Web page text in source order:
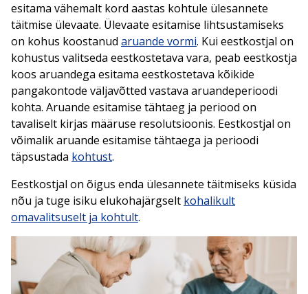
esitama vähemalt kord aastas kohtule ülesannete
täitmise ülevaate. Ülevaate esitamise lihtsustamiseks
on kohus koostanud aruande vormi. Kui eestkostjal on
kohustus valitseda eestkostetava vara, peab eestkostja
koos aruandega esitama eestkostetava kõikide
pangakontode väljavõtted vastava aruandeperioodi
kohta. Aruande esitamise tähtaeg ja periood on
tavaliselt kirjas määruse resolutsioonis. Eestkostjal on
võimalik aruande esitamise tähtaega ja perioodi
täpsustada kohtust.
Eestkostjal on õigus enda ülesannete täitmiseks küsida
nõu ja tuge isiku elukohajärgselt kohalikult
omavalitsuselt ja kohtult.